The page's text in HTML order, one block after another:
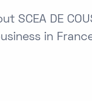
SCEA DE
in